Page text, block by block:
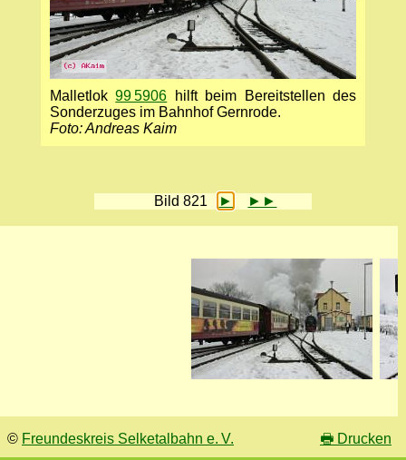
Malletlok99 5906 hilft beim Bereitstellen des
Sonderzuges im Bahnhof Gernrode.
Foto: Andreas Kaim
Bild 821 ► ►►
© Freundeskreis Selketalbahn e. V. 🖶 Drucken